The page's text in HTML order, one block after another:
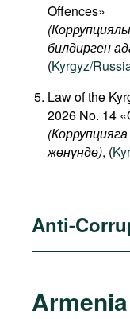
Offences»
билдирген
(Kyrgyz/
Law of the
2026 No. 14
жөнүндө), (
Anti-
Armenia